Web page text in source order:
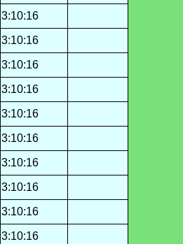
3:10:16
3:10:16
3:10:16
3:10:16
3:10:16
3:10:16
3:10:16
3:10:16
3:10:16
3:10:16